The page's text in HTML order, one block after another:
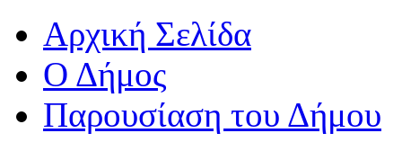
Αρχική Σελίδα
Ο Δήμος
Παρουσίαση του Δήμου